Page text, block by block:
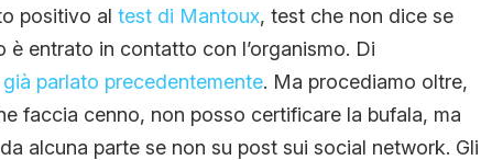
positivo al test di Mantoux, test che non dice se
entrato in contatto con l’organismo. Di
parlato precedentemente. Ma procediamo oltre,
faccia cenno, non posso certificare la bufala, ma
alcuna parte se non su post sui social network. Gli